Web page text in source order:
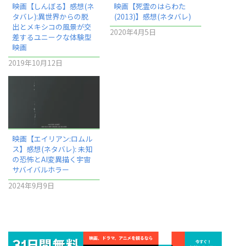
映画【しんぼる】感想(ネ
タバレ):異世界からの脱
出とメキシコの風景が交
差するユニークな体験型
映画
2019年10月12日
映画【死霊のはらわた
(2013)】感想(ネタバレ)
2020年4月5日
映画【エイリアン:ロムル
ス】感想(ネタバレ): 未知
の恐怖とAI変異描く宇宙
サバイバルホラー
2024年9月9日